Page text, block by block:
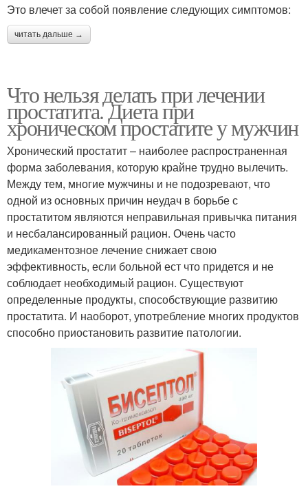
Это влечет за собой появление следующих симптомов:
читать дальше →
Что нельзя делать при лечении
простатита. Диета при
хроническом простатите у мужчин
Хронический простатит – наиболее распространенная
форма заболевания, которую крайне трудно вылечить.
Между тем, многие мужчины и не подозревают, что
одной из основных причин неудач в борьбе с
простатитом являются неправильная привычка питания
и несбалансированный рацион. Очень часто
медикаментозное лечение снижает свою
эффективность, если больной ест что придется и не
соблюдает необходимый рацион. Существуют
определенные продукты, способствующие развитию
простатита. И наоборот, употребление многих продуктов
способно приостановить развитие патологии.